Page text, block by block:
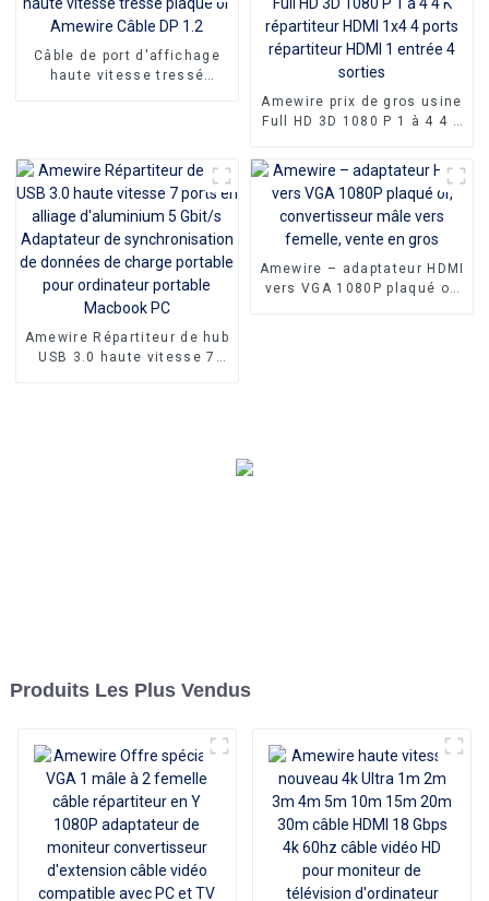
3.5mm prise stéréo vers av
Câble de port d'affichage
haute vitesse tressé
Amewire prix de gros usine
Full HD 3D 1080 P 1 à 4 4 K
ports répartiteur HDMI 1
entrée 4 sorties
Amewire Répartiteur de hub
USB 3.0 haute vitesse 7
Amewire – adaptateur HDMI
vers VGA 1080P plaqué or,
Produits Les Plus Vendus